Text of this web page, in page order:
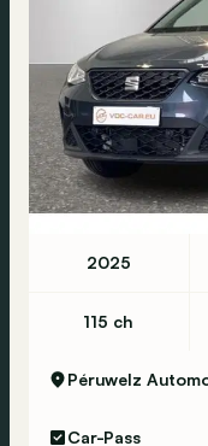
2025
115 ch
Péruwelz
Car-Pass